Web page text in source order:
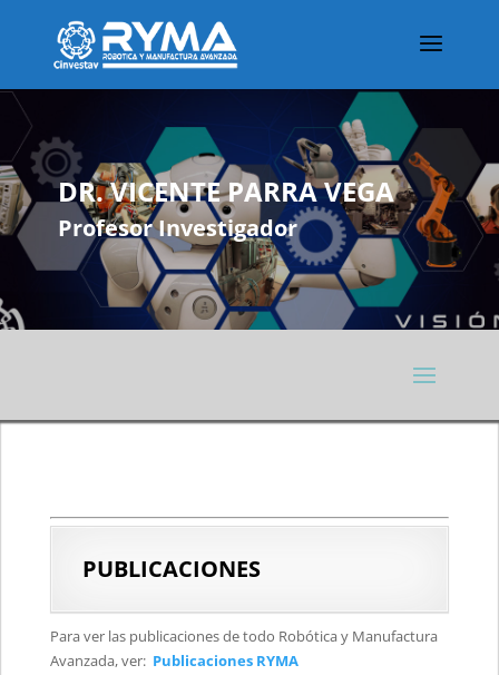
DR. VICENTE PARRA VEGA
Profesor Investigador
PUBLICACIONES
Para ver las publicaciones de todo Robótica y Manufactura
Avanzada, ver: Publicaciones RYMA